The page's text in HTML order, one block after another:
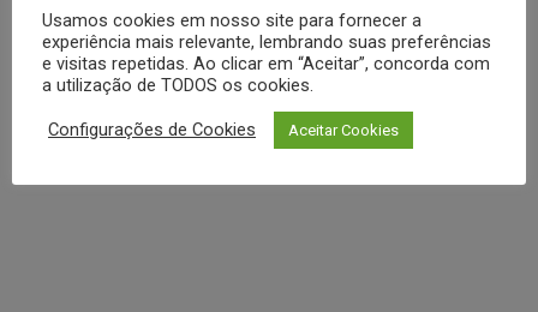
das 8h às 17h
REDES SOCIAIS
Usamos cookies em nosso site para fornecer a
experiência mais relevante, lembrando suas preferências
e visitas repetidas. Ao clicar em “Aceitar”, concorda com
a utilização de TODOS os cookies.
Configurações de Cookies Aceitar Cookies